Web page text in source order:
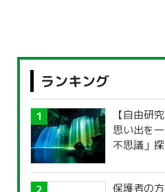
ランキング
【自由研
思い出を
不思議」
保護者の